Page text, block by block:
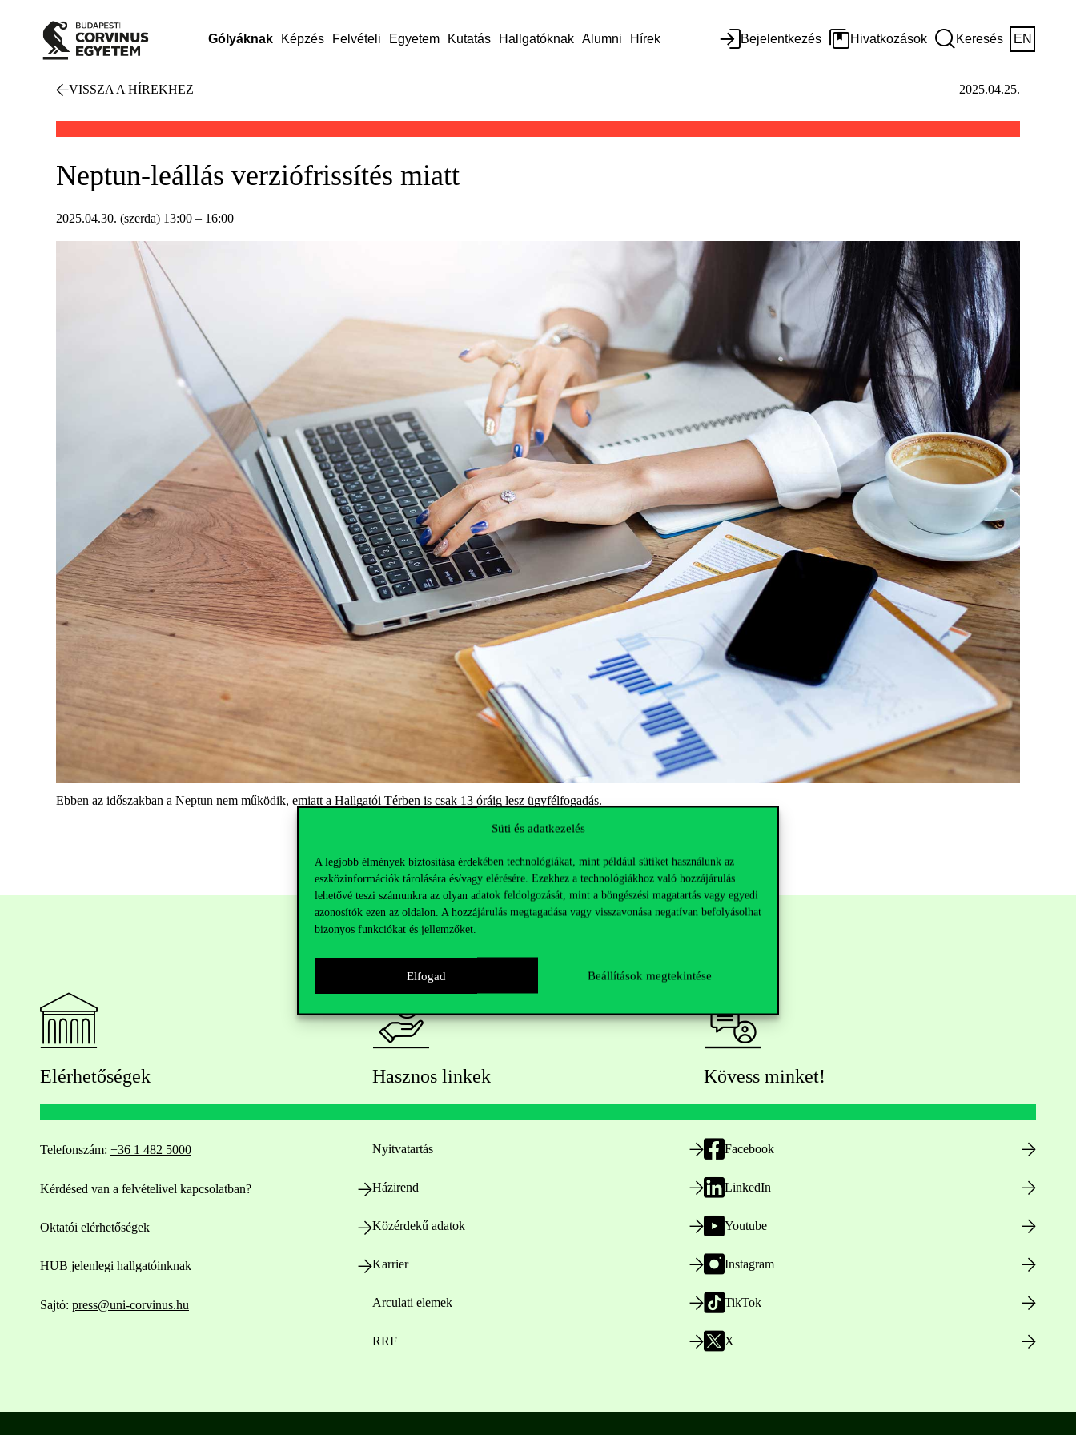
Süti és adatkezelés
A legjobb élmények biztosítása érdekében technológiákat, mint például sütiket használunk az
eszközinformációk tárolására és/vagy elérésére. Ezekhez a technológiákhoz való hozzájárulás
lehetővé teszi számunkra az olyan adatok feldolgozását, mint a böngészési magatartás vagy egyedi
azonosítók ezen az oldalon. A hozzájárulás megtagadása vagy visszavonása negatívan befolyásolhat
bizonyos funkciókat és jellemzőket.
Elfogad Beállítások megtekintése
Gólyáknak Képzés Felvételi Egyetem Kutatás Hallgatóknak Alumni Hírek Bejelentkezés Hivatkozások Keresés EN
VISSZA A HÍREKHEZ 2025.04.25.
Neptun-leállás verziófrissítés miatt
2025.04.30. (szerda) 13:00 – 16:00
Ebben az időszakban a Neptun nem működik, emiatt a Hallgatói Térben is csak 13 óráig lesz ügyfélfogadás.
Elérhetőségek
Telefonszám: +36 1 482 5000
Kérdésed van a felvételivel kapcsolatban?
Oktatói elérhetőségek
HUB jelenlegi hallgatóinknak
Sajtó: press@uni-corvinus.hu
Hasznos linkek
Nyitvatartás
Házirend
Közérdekű adatok
Karrier
Arculati elemek
RRF
Kövess minket!
Facebook
LinkedIn
Youtube
Instagram
TikTok
X